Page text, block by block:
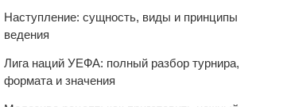
Наступление: сущность, виды и принципы
ведения
Лига наций УЕФА: полный разбор турнира,
формата и значения